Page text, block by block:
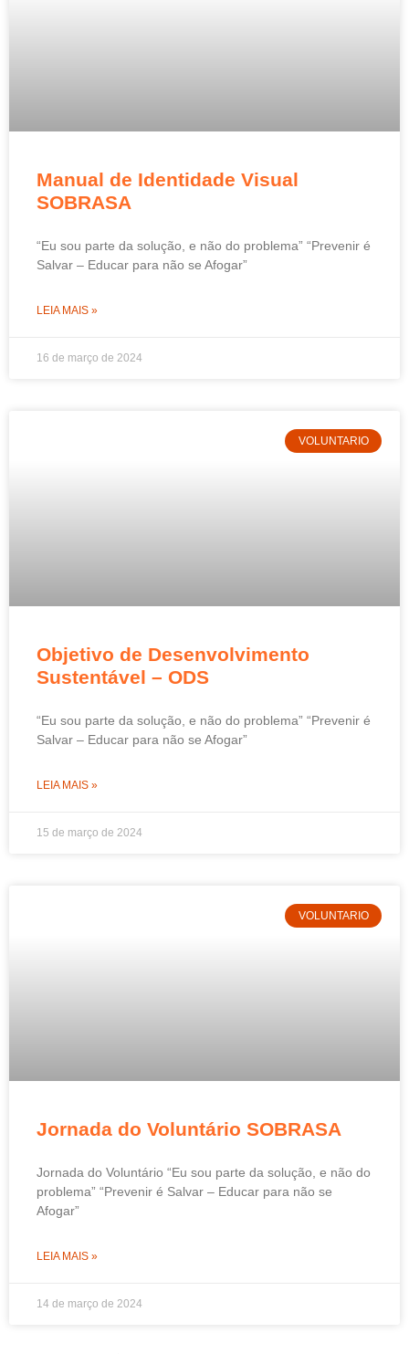
Manual de Identidade Visual
SOBRASA
“Eu sou parte da solução, e não do problema” “Prevenir é
Salvar – Educar para não se Afogar”
LEIA MAIS »
16 de março de 2024
VOLUNTARIO
Objetivo de Desenvolvimento
Sustentável – ODS
“Eu sou parte da solução, e não do problema” “Prevenir é
Salvar – Educar para não se Afogar”
LEIA MAIS »
15 de março de 2024
VOLUNTARIO
Jornada do Voluntário SOBRASA
Jornada do Voluntário “Eu sou parte da solução, e não do
problema” “Prevenir é Salvar – Educar para não se
Afogar”
LEIA MAIS »
14 de março de 2024